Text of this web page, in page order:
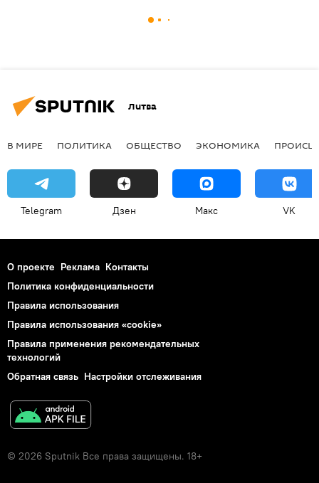
Литва
В МИРЕ ПОЛИТИКА ОБЩЕСТВО ЭКОНОМИКА
Telegram Дзен Макс VK
О проекте Реклама Контакты
Политика конфиденциальности
Правила использования
Правила использования «cookie»
Правила применения рекомендательных
технологий
Обратная связь Настройки отслеживания
© 2026 Sputnik Все права защищены. 18+